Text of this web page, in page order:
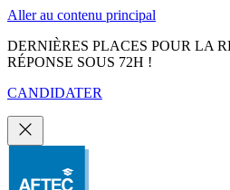
Aller au contenu principal
DERNIÈRES PLACES POUR LA
RÉPONSE SOUS 72H !
CANDIDATER